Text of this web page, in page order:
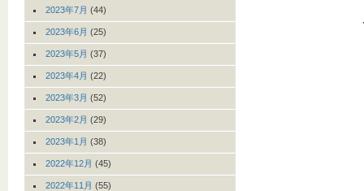
2023年7月 (44)
2023年6月 (25)
2023年5月 (37)
2023年4月 (22)
2023年3月 (52)
2023年2月 (29)
2023年1月 (38)
2022年12月 (45)
2022年11月 (55)